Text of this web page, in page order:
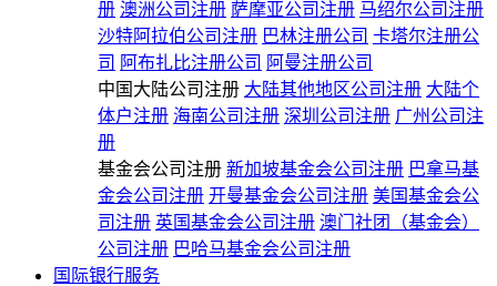
册 澳洲公司注册 萨摩亚公司注册 马绍尔公司注册
沙特阿拉伯公司注册 巴林注册公司 卡塔尔注册公
司 阿布扎比注册公司 阿曼注册公司
中国大陆公司注册 大陆其他地区公司注册 大陆个
体户注册 海南公司注册 深圳公司注册 广州公司注
册
基金会公司注册 新加坡基金会公司注册 巴拿马基
金会公司注册 开曼基金会公司注册 美国基金会公
司注册 英国基金会公司注册 澳门社团（基金会）
公司注册 巴哈马基金会公司注册
国际银行服务